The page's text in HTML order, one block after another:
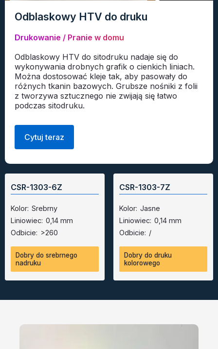
Odblaskowy HTV do druku
Drukowanie / Pranie w domu
Odblaskowy HTV do sitodruku nadaje się do
wykonywania drobnych grafik o cienkich liniach.
Można dostosować kleje tak, aby pasowały do ​​
różnych tkanin bazowych. Grubsze nośniki z folii
z tworzywa sztucznego nie zwijają się łatwo
podczas sitodruku.
Cytuj teraz
CSR-1303-6Z
Kolor: Srebrny
Liniowiec: 0,14 mm
Odbicie: >260
Dobry do srebrnego
nadruku
CSR-1303-7Z
Kolor: Jasne
Liniowiec: 0,14 mm
Odbicie: /
Dobry do druku
kolorowego